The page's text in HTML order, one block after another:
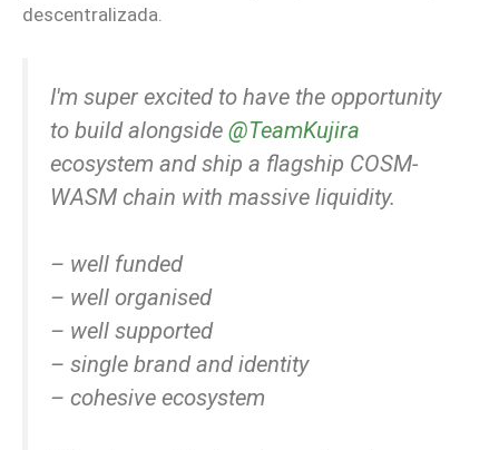
descentralizada.
I'm super excited to have the opportunity
to build alongside @TeamKujira
ecosystem and ship a flagship COSM-
WASM chain with massive liquidity.
– well funded
– well organised
– well supported
– single brand and identity
– cohesive ecosystem